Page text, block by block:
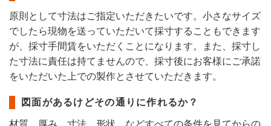
原則として寸法はご指定いただきたいです。小さなサイズ
でしたら現物を送っていただいて採寸することもできます
が、採寸手間賃をいただくことになります。また、採寸し
た寸法に責任は持てませんので、採寸後にお客様にご承諾
をいただいた上での製作とさせていただきます。
図面があるけどその通りに作れるか？
材質、厚み、寸法、形状、などすべての条件を見てからの